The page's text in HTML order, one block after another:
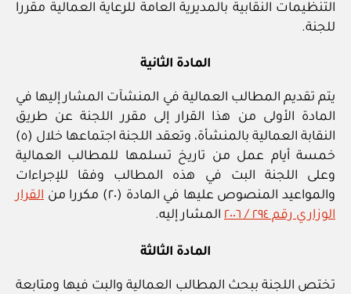
التنظيمات النقابية بالمديرية العامة للرعاية العمالية مقررا
للجنة.
المادة الثانية
يتم تقديم المطالب العمالية في المنشآت المشار إليها في
المادة الأولى من هذا القرار إلى مقرر اللجنة عن طريق
النقابة العمالية بالمنشأة، وتعقد اللجنة اجتماعها خلال (٥)
خمسة أيام عمل من تاريخ تسلمها للمطالب العمالية
وعلى اللجنة البت في هذه المطالب وفقا للإجراءات
والمواعيد المنصوص عليها في المادة (٢٠) مكررا من
القرار
الوزاري رقم ٢٩٤ / ٢٠٠٦
المشار إليه.
المادة الثالثة
تختص اللجنة ببحث المطالب العمالية والبت فيها ومتابعة